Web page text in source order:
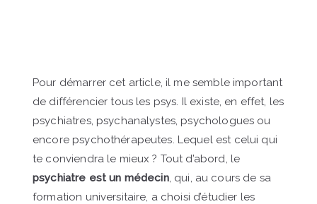
Pour démarrer cet article, il me semble important
de différencier tous les psys. Il existe, en effet, les
psychiatres, psychanalystes, psychologues ou
encore psychothérapeutes. Lequel est celui qui
te conviendra le mieux ? Tout d’abord, le
psychiatre est un médecin, qui, au cours de sa
formation universitaire, a choisi d’étudier les